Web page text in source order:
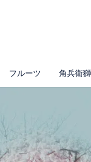
フルーツ 角兵衛